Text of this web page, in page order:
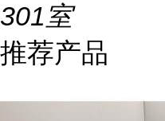
301室
推荐产品